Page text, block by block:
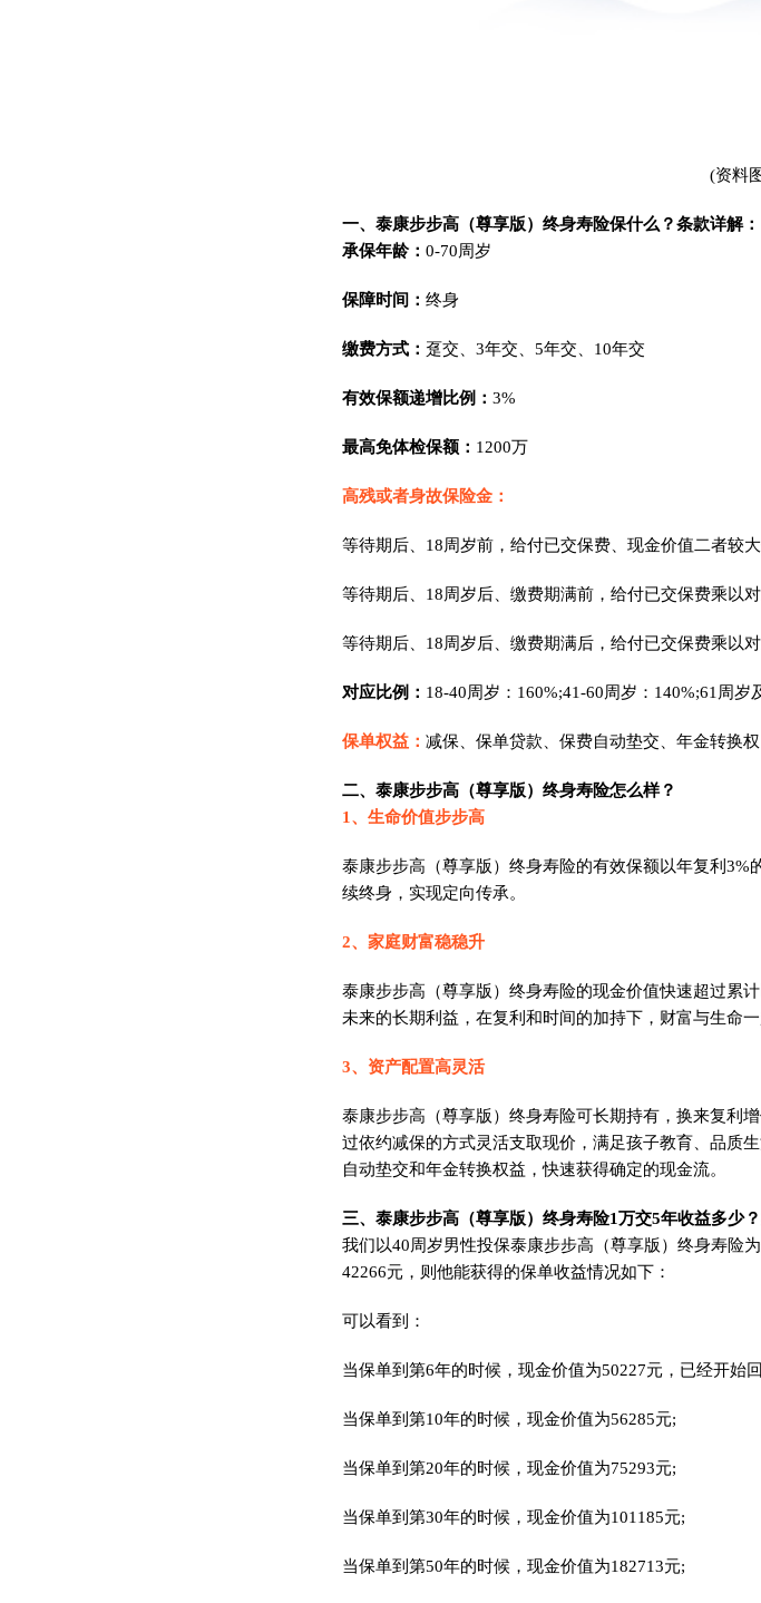
(资料
一、泰康步步高（尊享版）终身寿险保什么？条款详解：
承保年龄： 0-70周岁
保障时间： 终身
缴费方式： 趸交、3年交、5年交、10年交
有效保额递增比例： 3%
最高免体检保额： 1200万
高残或者身故保险金：
等待期后、18周岁前，给付已交保费、现金价值二者较大
等待期后、18周岁后、缴费期满前，给付已交保费乘以
等待期后、18周岁后、缴费期满后，给付已交保费乘以
对应比例： 18-40周岁：160%;41-60周岁：140%;61周岁
保单权益： 减保、保单贷款、保费自动垫交、年金转换权
二、泰康步步高（尊享版）终身寿险怎么样？
1、生命价值步步高
泰康步步高（尊享版）终身寿险的有效保额以年复利
续终身，实现定向传承。
2、家庭财富稳稳升
泰康步步高（尊享版）终身寿险的现金价值快速超过累
未来的长期利益，在复利和时间的加持下，财富与生命一
3、资产配置高灵活
泰康步步高（尊享版）终身寿险可长期持有，换来复利
过依约减保的方式灵活支取现价，满足孩子教育、品质
自动垫交和年金转换权益，快速获得确定的现金流。
三、泰康步步高（尊享版）终身寿险1万交5年收益多少？
我们以40周岁男性投保泰康步步高（尊享版）终身寿险
42266元，则他能获得的保单收益情况如下：
可以看到：
当保单到第6年的时候，现金价值为50227元，已经开始
当保单到第10年的时候，现金价值为56285元;
当保单到第20年的时候，现金价值为75293元;
当保单到第30年的时候，现金价值为101185元;
当保单到第50年的时候，现金价值为182713元;